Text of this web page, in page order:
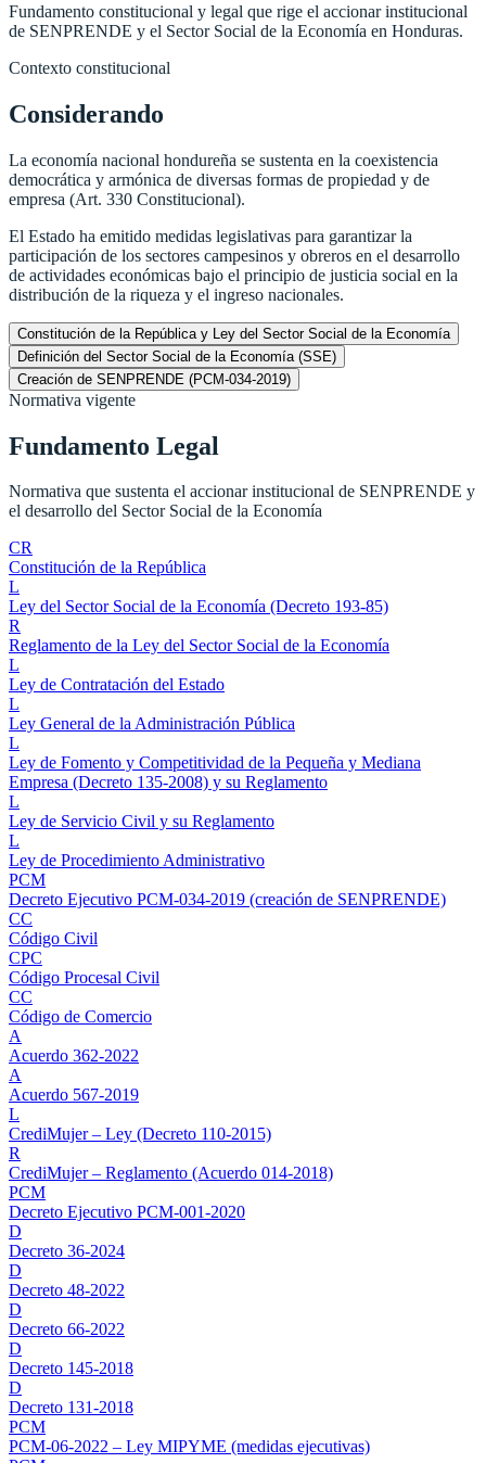
Fundamento constitucional y legal que rige el accionar institucional
de SENPRENDE y el Sector Social de la Economía en Honduras.
Contexto constitucional
Considerando
La economía nacional hondureña se sustenta en la coexistencia
democrática y armónica de diversas formas de propiedad y de
empresa (Art. 330 Constitucional).
El Estado ha emitido medidas legislativas para garantizar la
participación de los sectores campesinos y obreros en el desarrollo
de actividades económicas bajo el principio de justicia social en la
distribución de la riqueza y el ingreso nacionales.
Constitución de la República y Ley del Sector Social de la Economía
Definición del Sector Social de la Economía (SSE)
Creación de SENPRENDE (PCM-034-2019)
Normativa vigente
Fundamento Legal
Normativa que sustenta el accionar institucional de SENPRENDE y
el desarrollo del Sector Social de la Economía
CR
Constitución de la República
L
Ley del Sector Social de la Economía (Decreto 193-85)
R
Reglamento de la Ley del Sector Social de la Economía
L
Ley de Contratación del Estado
L
Ley General de la Administración Pública
L
Ley de Fomento y Competitividad de la Pequeña y Mediana
Empresa (Decreto 135-2008) y su Reglamento
L
Ley de Servicio Civil y su Reglamento
L
Ley de Procedimiento Administrativo
PCM
Decreto Ejecutivo PCM-034-2019 (creación de SENPRENDE)
CC
Código Civil
CPC
Código Procesal Civil
CC
Código de Comercio
A
Acuerdo 362-2022
A
Acuerdo 567-2019
L
CrediMujer – Ley (Decreto 110-2015)
R
CrediMujer – Reglamento (Acuerdo 014-2018)
PCM
Decreto Ejecutivo PCM-001-2020
D
Decreto 36-2024
D
Decreto 48-2022
D
Decreto 66-2022
D
Decreto 145-2018
D
Decreto 131-2018
PCM
PCM-06-2022 – Ley MIPYME (medidas ejecutivas)